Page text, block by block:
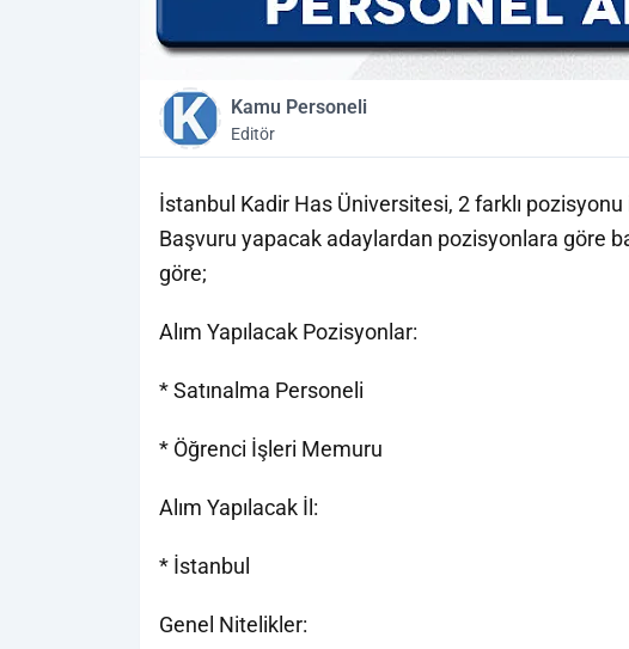
Kamu Personeli
Editör
İstanbul Kadir Has Üniversitesi, 2 farklı pozisyonu
Başvuru yapacak adaylardan pozisyonlara göre
göre;
Alım Yapılacak Pozisyonlar:
* Satınalma Personeli
* Öğrenci İşleri Memuru
Alım Yapılacak İl:
* İstanbul
Genel Nitelikler: